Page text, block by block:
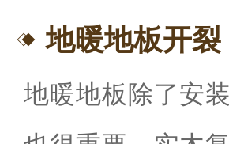
地暖地板开裂
地暖地板除了安